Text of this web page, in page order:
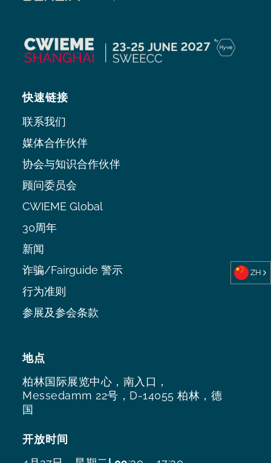
地点
柏林国际展览中心，南入口，
Messedamm 22号，D-14055 柏林，德
国
开放时间
快速链接
联系我们
媒体合作伙伴
协会与知识合作伙伴
顾问委员会
CWIEME Global
30周年
新闻
诈骗/Fairguide 警示
行为准则
参展及参会条款
ZH